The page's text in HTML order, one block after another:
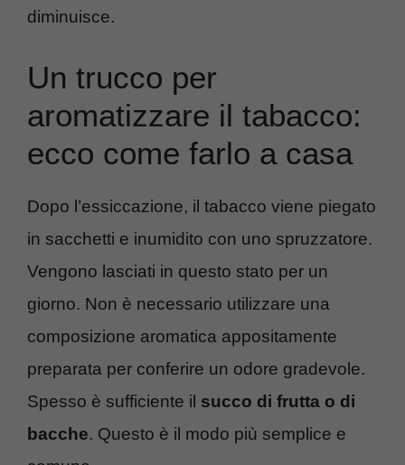
diminuisce.
Un trucco per
aromatizzare il tabacco:
ecco come farlo a casa
Dopo l’essiccazione, il tabacco viene piegato
in sacchetti e inumidito con uno spruzzatore.
Vengono lasciati in questo stato per un
giorno. Non è necessario utilizzare una
composizione aromatica appositamente
preparata per conferire un odore gradevole.
Spesso è sufficiente il succo di frutta o di
bacche. Questo è il modo più semplice e